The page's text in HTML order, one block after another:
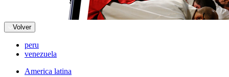
Volver
peru
venezuela
America latina